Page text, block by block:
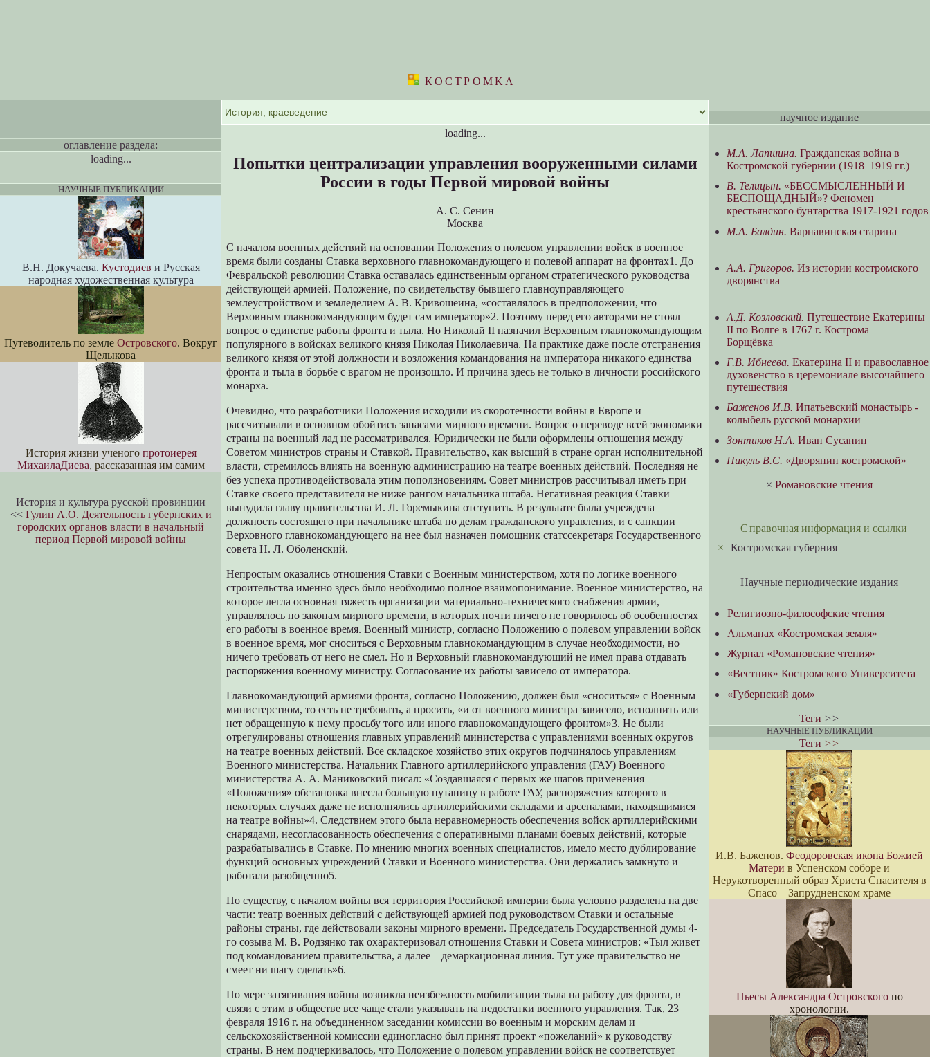
КОСТРОМKА
loading...
Попытки централизации управления вооруженными силами
России в годы Первой мировой войны
А. С. Сенин
Москва
С началом военных действий на основании Положения о полевом управлении войск в военное
время были созданы Ставка верховного главнокомандующего и полевой аппарат на фронтах1. До
Февральской революции Ставка оставалась единственным органом стратегического руководства
действующей армией. Положение, по свидетельству бывшего главноуправляющего
землеустройством и земледелием А. В. Кривошеина, «составлялось в предположении, что
Верховным главнокомандующим будет сам император»2. Поэтому перед его авторами не стоял
вопрос о единстве работы фронта и тыла. Но Николай II назначил Верховным главнокомандующим
популярного в войсках великого князя Николая Николаевича. На практике даже после отстранения
великого князя от этой должности и возложения командования на императора никакого единства
фронта и тыла в борьбе с врагом не произошло. И причина здесь не только в личности российского
монарха.
Очевидно, что разработчики Положения исходили из скоротечности войны в Европе и
рассчитывали в основном обойтись запасами мирного времени. Вопрос о переводе всей экономики
страны на военный лад не рассматривался. Юридически не были оформлены отношения между
Советом министров страны и Ставкой. Правительство, как высший в стране орган исполнительной
власти, стремилось влиять на военную администрацию на театре военных действий. Последняя не
без успеха противодействовала этим поползновениям. Совет министров рассчитывал иметь при
Ставке своего представителя не ниже рангом начальника штаба. Негативная реакция Ставки
вынудила главу правительства И. Л. Горемыкина отступить. В результате была учреждена
должность состоящего при начальнике штаба по делам гражданского управления, и с санкции
Верховного главнокомандующего на нее был назначен помощник статссекретаря Государственного
совета Н. Л. Оболенский.
Непростым оказались отношения Ставки с Военным министерством, хотя по логике военного
строительства именно здесь было необходимо полное взаимопонимание. Военное министерство, на
которое легла основная тяжесть организации материально-технического снабжения армии,
управлялось по законам мирного времени, в которых почти ничего не говорилось об особенностях
его работы в военное время. Военный министр, согласно Положению о полевом управлении войск
в военное время, мог сноситься с Верховным главнокомандующим в случае необходимости, но
ничего требовать от него не смел. Но и Верховный главнокомандующий не имел права отдавать
распоряжения военному министру. Согласование их работы зависело от императора.
Главнокомандующий армиями фронта, согласно Положению, должен был «сноситься» с Военным
министерством, то есть не требовать, а просить, «и от военного министра зависело, исполнить или
нет обращенную к нему просьбу того или иного главнокомандующего фронтом»3. Не были
отрегулированы отношения главных управлений министерства с управлениями военных округов
на театре военных действий. Все складское хозяйство этих округов подчинялось управлениям
Военного министерства. Начальник Главного артиллерийского управления (ГАУ) Военного
министерства А. А. Маниковский писал: «Создавшаяся с первых же шагов применения
«Положения» обстановка внесла большую путаницу в работе ГАУ, распоряжения которого в
некоторых случаях даже не исполнялись артиллерийскими складами и арсеналами, находящимися
на театре войны»4. Следствием этого была неравномерность обеспечения войск артиллерийскими
снарядами, несогласованность обеспечения с оперативными планами боевых действий, которые
разрабатывались в Ставке. По мнению многих военных специалистов, имело место дублирование
функций основных учреждений Ставки и Военного министерства. Они держались замкнуто и
работали разобщенно5.
По существу, с началом войны вся территория Российской империи была условно разделена на две
части: театр военных действий с действующей армией под руководством Ставки и остальные
районы страны, где действовали законы мирного времени. Председатель Государственной думы 4-
го созыва М. В. Родзянко так охарактеризовал отношения Ставки и Совета министров: «Тыл живет
под командованием правительства, а далее – демаркационная линия. Тут уже правительство не
смеет ни шагу сделать»6.
По мере затягивания войны возникла неизбежность мобилизации тыла на работу для фронта, в
связи с этим в обществе все чаще стали указывать на недостатки военного управления. Так, 23
февраля 1916 г. на объединенном заседании комиссии во военным и морским делам и
сельскохозяйственной комиссии единогласно был принят проект «пожеланий» к руководству
страны. В нем подчеркивалось, что Положение о полевом управлении войск не соответствует
оглавление раздела:
loading...
НАУЧНЫЕ ПУБЛИКАЦИИ
В.Н. Докучаева. Кустодиев и Русская
народная художественная культура
Путеводитель по земле Островского. Вокруг
Щелыкова
История жизни ученого протоиерея
МихаилаДиева, рассказанная им самим
История и культура русской провинции
<< Гулин А.О. Деятельность губернских и
городских органов власти в начальный
период Первой мировой войны
научное издание
М.А. Лапшина. Гражданская война в
Костромской губернии (1918–1919 гг.)
В. Телицын. «БЕССМЫСЛЕННЫЙ И
БЕСПОЩАДНЫЙ»? Феномен
крестьянского бунтарства 1917-1921 годов
М.А. Балдин. Варнавинская старина
А.А. Григоров. Из истории костромского
дворянства
А.Д. Козловский. Путешествие Екатерины
II по Волге в 1767 г. Кострома —
Борщёвка
Г.В. Ибнеева. Екатерина II и православное
духовенство в церемониале высочайшего
путешествия
Баженов И.В. Ипатьевский монастырь -
колыбель русской монархии
Зонтиков Н.А. Иван Сусанин
Пикуль В.С. «Дворянин костромской»
× Романовские чтения
Справочная информация и ссылки
×Костромская губерния
Научные периодические издания
Религиозно-философские чтения
Альманах «Костромская земля»
Журнал «Романовские чтения»
«Вестник» Костромского Университета
«Губернский дом»
Теги >>
НАУЧНЫЕ ПУБЛИКАЦИИ
Теги >>
И.В. Баженов. Феодоровская икона Божией
Матери в Успенском соборе и
Нерукотворенный образ Христа Спасителя в
Спасо—Запрудненском храме
Пьесы Александра Островскогопо
хронологии.